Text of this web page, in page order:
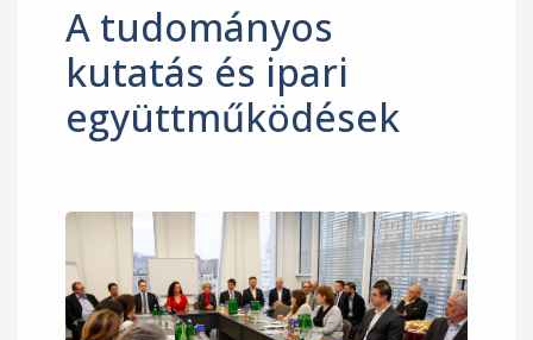
A tudományos
kutatás és ipari
együttműködések